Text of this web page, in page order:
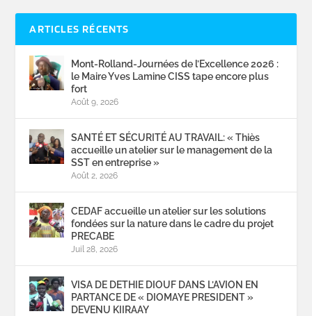
ARTICLES RÉCENTS
Mont-Rolland-Journées de l’Excellence 2026 :
le Maire Yves Lamine CISS tape encore plus
fort
Août 9, 2026
SANTÉ ET SÉCURITÉ AU TRAVAIL: « Thiès
accueille un atelier sur le management de la
SST en entreprise »
Août 2, 2026
CEDAF accueille un atelier sur les solutions
fondées sur la nature dans le cadre du projet
PRECABE
Juil 28, 2026
VISA DE DETHIE DIOUF DANS L’AVION EN
PARTANCE DE « DIOMAYE PRESIDENT »
DEVENU KIIRAAY